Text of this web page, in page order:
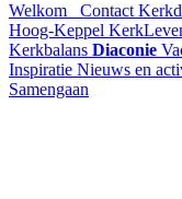
Welkom Contact
Hoog-Keppel
Kerkbalans Diaconie
Inspiratie Nieuws en
Samengaan